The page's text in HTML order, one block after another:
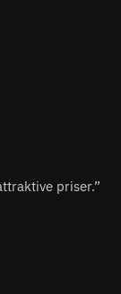
priser.”